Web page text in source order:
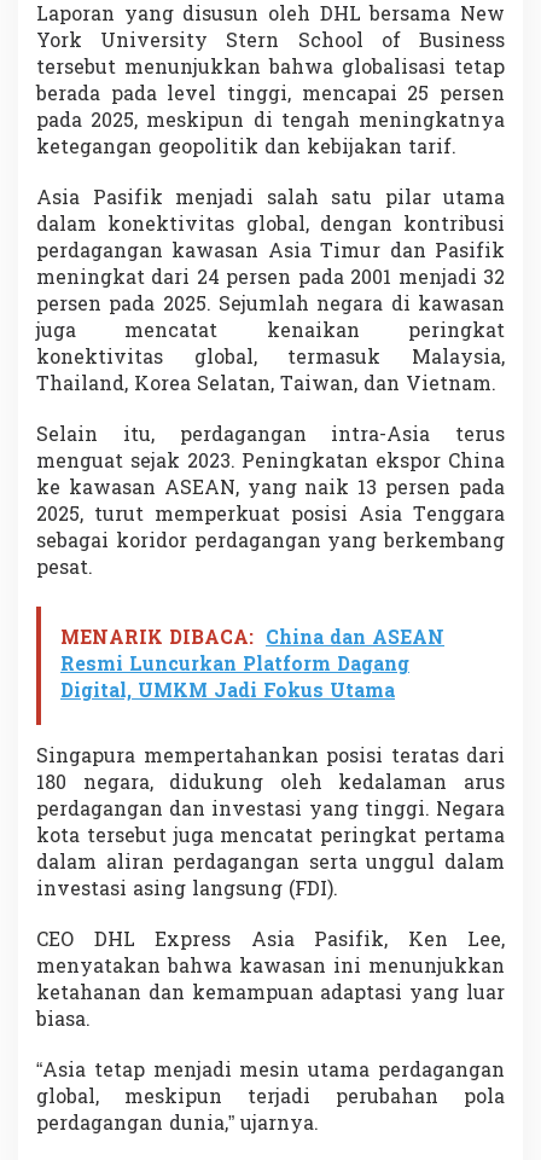
g
a
r
P
l
n
g
T
e
r
h
u
b
n
P
e
r
d
a
g
a
n
D
u
a
S
a
a
t
I
n
Laporan yang disusun oleh DHL bersama New
York University Stern School of Business
tersebut menunjukkan bahwa globalisasi tetap
berada pada level tinggi, mencapai 25 persen
pada 2025, meskipun di tengah meningkatnya
ketegangan geopolitik dan kebijakan tarif.
Asia Pasifik menjadi salah satu pilar utama
dalam konektivitas global, dengan kontribusi
perdagangan kawasan Asia Timur dan Pasifik
meningkat dari 24 persen pada 2001 menjadi 32
persen pada 2025. Sejumlah negara di kawasan
juga mencatat kenaikan peringkat
konektivitas global, termasuk Malaysia,
Thailand, Korea Selatan, Taiwan, dan Vietnam.
Selain itu, perdagangan intra-Asia terus
menguat sejak 2023. Peningkatan ekspor China
ke kawasan ASEAN, yang naik 13 persen pada
2025, turut memperkuat posisi Asia Tenggara
sebagai koridor perdagangan yang berkembang
pesat.
MENARIK DIBACA: China dan ASEAN
Resmi Luncurkan Platform Dagang
Digital, UMKM Jadi Fokus Utama
Singapura mempertahankan posisi teratas dari
180 negara, didukung oleh kedalaman arus
perdagangan dan investasi yang tinggi. Negara
kota tersebut juga mencatat peringkat pertama
dalam aliran perdagangan serta unggul dalam
investasi asing langsung (FDI).
CEO DHL Express Asia Pasifik, Ken Lee,
menyatakan bahwa kawasan ini menunjukkan
ketahanan dan kemampuan adaptasi yang luar
biasa.
“Asia tetap menjadi mesin utama perdagangan
global, meskipun terjadi perubahan pola
perdagangan dunia,” ujarnya.